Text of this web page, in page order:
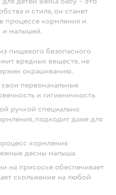
и стиля, он станет
кормления и
и малышей.
пищевого безопасного
вредных веществ, не
окрашиванию.
первоначальные
и гигиеничность.
ручкой специально
подходит даже для
кормления
десны малыша.
на присоске обеспечивает
скольжение на любой